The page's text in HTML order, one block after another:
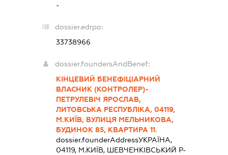
-
dossier.edrpo:
33738966
dossier.foundersAndBenef:
КІНЦЕВИЙ БЕНЕФІЦІАРНИЙ
ВЛАСНИК (КОНТРОЛЕР)-
ПЕТРУЛЕВІЧ ЯРОСЛАВ,
ЛИТОВСЬКА РЕСПУБЛІКА, 04119,
М.КИЇВ, ВУЛИЦЯ МЕЛЬНИКОВА,
БУДИНОК 85, КВАРТИРА 11.
dossier.founderAddressУКРАЇНА,
04119, М.КИЇВ, ШЕВЧЕНКІВСЬКИЙ Р-